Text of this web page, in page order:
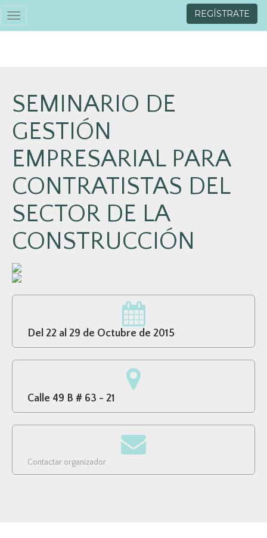
Toggle
navigation
REGÍSTRATE
SEMINARIO DE
GESTIÓN
EMPRESARIAL PARA
CONTRATISTAS DEL
SECTOR DE LA
CONSTRUCCIÓN
Del 22 al 29 de Octubre de 2015
Calle 49 B # 63 - 21
Contactar organizador